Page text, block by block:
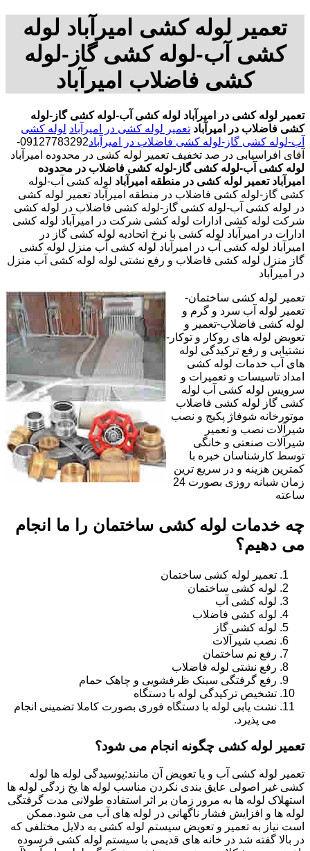
تعمیر لوله کشی امیرآباد لوله
کشی آب-لوله کشی گاز-لوله
کشی فاضلاب امیرآباد
تعمیر لوله کشی در امیرآباد لوله کشی آب-لوله کشی گاز-لوله
کشی فاضلاب در امیرآباد تعمیر لوله کشی در امیرآباد لوله کشی
آب-لوله کشی گاز-لوله کشی فاضلاب در امیرآباد
09127783292-
آقای افراسیابی در صد تخفیف تعمیر لوله کشی در محدوده امیرآباد
لوله کشی آب-لوله کشی گاز-لوله کشی فاضلاب در محدوده
امیرآباد تعمیر لوله کشی در منطقه امیرآباد لوله کشی آب-لوله
کشی گاز-لوله کشی فاضلاب در منطقه امیرآباد تعمیر لوله کشی
در لوله کشی آب-لوله کشی گاز-لوله کشی فاضلاب در لوله کشی
شرکت لوله کشی ادارات لوله کشی شرکت در امیرآباد لوله کشی
ادارات در امیرآباد لوله کشی با نرخ اتحادیه لوله کشی گاز در
امیرآباد لوله کشی آب در امیرآباد لوله کشی آب منزل لوله کشی
گاز منزل لوله کشی فاضلاب و رفع نشتی لوله لوله کشی آب منزل
در امیرآباد
تعمیر لوله کشی ساختمان-
تعمیر لوله آب سرد و گرم و
لوله کشی فاضلاب-تعمیر و
تعویض لوله های روکار و توکار-
نشتیابی و رفع ترکیدگی لوله
های آب خدمات لوله کشی
امداد تاسیسات و تعمیرات و
سرویس لوله کشی آب لوله
کشی گاز لوله کشی فاضلاب
موتورخانه شوفاژ پکیج و نصب
شیرآلات نصب و تعمیر
شیرآلات صنعتی و خانگی
توسط کارشناسان خبره با
کمترین هزینه و در سریع ترین
زمان شبانه روزی بصورت 24
ساعته
چه خدمات لوله کشی ساختمان را ما انجام
می دهیم؟
تعمیر لوله کشی ساختمان
لوله کشی ساختمان
لوله کشی آب
لوله کشی فاضلاب
لوله کشی گاز
نصب شیرآلات
رفع نم ساختمان
رفع نشتی لوله فاضلاب
رفع گرفتگی سینک ظرفشویی و چاهک حمام
تشخیص ترکیدگی لوله با دستگاه
نشت یابی لوله با دستگاه فوری بصورت کاملا تضمینی انجام
می پذیرد.
تعمیر لوله کشی چگونه انجام می شود؟
تعمیر لوله کشی آب و یا تعویض آن مانند:پوسیدگی لوله ها لوله
کشی غیر اصولی عایق بندی نکردن مناسب لوله ها یخ زدگی لوله ها
استهلاک لوله ها به مرور زمان بر اثر استفاده طولانی مدت گرفتگی
لوله ها و افزایش فشار ناگهانی در لوله های آب می شود.ممکن
است نیاز به تعمیر و تعویض سیستم لوله کشی به دلایل مختلفی که
در بالا گفته شد در خانه های قدیمی با سیستم لوله کشی فرسوده